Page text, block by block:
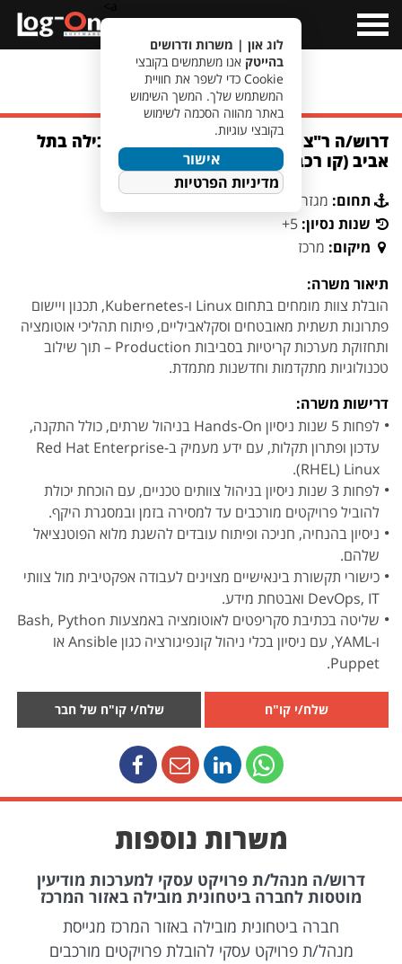
Menu
מעבר לחיפוש משרות
דרוש/ה ר"צ Linux לחברה ביטחונית מובילה בתל
אביב (קו רכבת)
תחום: מגזר ביטחוני
שנות נסיון: 5+
מיקום: מרכז
תיאור משרה:
הובלת צוות מומחים בתחום Linux ו-Kubernetes, תכנון ויישום
פתרונות תשתית מאובטחים וסקלאביליים, פיתוח תהליכי אוטומציה
ותחזוקת מערכות קריטיות בסביבות Production – תוך שילוב
טכנולוגיות מתקדמות וחדשנות מתמדת.
דרישות משרה:
לפחות 5 שנות ניסיון Hands-On בניהול שרתים, כולל התקנה,
עדכון ופתרון תקלות, עם ידע מעמיק ב-Red Hat Enterprise
Linux ‏(RHEL).
לפחות 3 שנות ניסיון בניהול צוותים טכניים, עם הוכחת יכולת
להוביל פרויקטים מורכבים עד למסירה בזמן ובמסגרת היקף.
ניסיון בהנחיה, חניכה ופיתוח עובדים להשגת מלוא הפוטנציאל
שלהם.
כישורי תקשורת בינאישיים מצוינים לעבודה אפקטיבית מול צוותי
DevOps, IT ואבטחת מידע.
שליטה בכתיבת סקריפטים לאוטומציה באמצעות Bash, Python
ו-YAML, עם ניסיון בכלי ניהול קונפיגורציה כגון Ansible או
Puppet.
שלח/י קו"ח שלח/י קו"ח של חבר
משרות נוספות
דרוש/ה מנהל/ת פרויקט עסקי למערכות מודיעין
מוטסות לחברה ביטחונית מובילה באזור המרכז
חברה ביטחונית מובילה באזור המרכז מגייסת
מנהל/ת פרויקט עסקי להובלת פרויקטים מורכבים
לוג און | משרות ודרושים
בהייטק אנו משתמשים בקובצי
Cookie כדי לשפר את חוויית
המשתמש שלך. המשך השימוש
באתר מהווה הסכמה לשימוש
בקובצי עוגיות.
אישור
מדיניות הפרטיות